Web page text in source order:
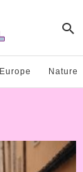
Europe Nature